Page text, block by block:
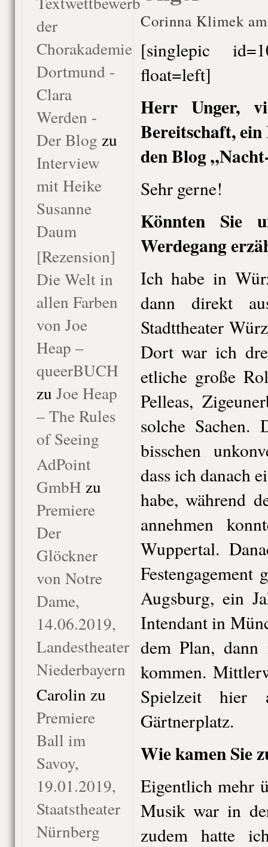
der
Chorakademie
Dortmund -
Clara
Werden -
Der Blog zu
Interview
mit Heike
Susanne
Daum
[Rezension]
Die Welt in
allen Farben
von Joe
Heap –
queerBUCH
zu Joe Heap
– The Rules
of Seeing
AdPoint
GmbH zu
Premiere
Der
Glöckner
von Notre
Dame,
14.06.2019,
Landestheater
Niederbayern
Carolin zu
Premiere
Ball im
Savoy,
19.01.2019,
Staatstheater
Nürnberg
Corinna Klimek
[singlepic
float=left]
Herr Unger,
Bereitschaft,
den Blog
Sehr gerne!
Könnten Sie
Werdegang
Ich habe in
dann direkt
Stadttheater
Dort war ich
etliche große
Pelleas,
solche Sachen.
bisschen
dass ich danach
habe, während
annehmen
Wuppertal.
Festengagement
Augsburg, ein
Intendant in
dem Plan,
kommen.
Spielzeit hier
Gärtnerplatz.
Wie kamen Sie
Eigentlich mehr
Musik war in
zudem hatte